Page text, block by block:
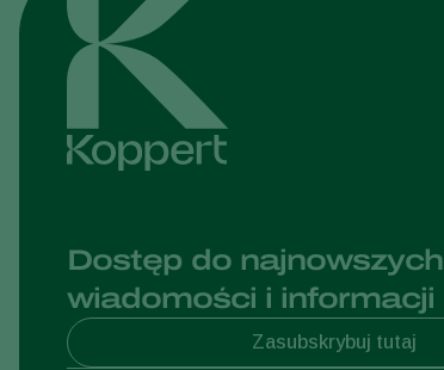
Dostęp do najnowszych
wiadomości i informacji
Zasubskrybuj tutaj